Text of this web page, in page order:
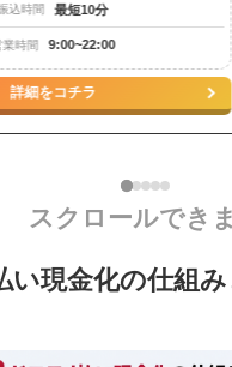
込時間 最短10分
業時間 9:00~22:00
詳細をコチラ
スクロールでき
い現金化の仕組み